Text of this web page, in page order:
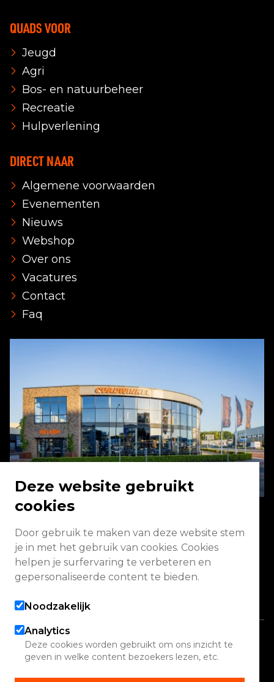
QUADS VOOR
Jeugd
Agri
Bos- en natuurbeheer
Recreatie
Hulpverlening
DIRECT NAAR
Algemene voorwaarden
Evenementen
Nieuws
Webshop
Over ons
Vacatures
Contact
Faq
Energieweg 2 3771 NA Barneveld
Vandaag geopend van 08:00 - 17:00
Copyright 2026 Quadwinkel
Cookie instellingen
Deze website gebruikt
cookies
Door gebruik te maken van deze website stem
je in met het gebruik van cookies. Cookies
helpen je surfervaring te verbeteren en
gepersonaliseerde content te bieden.
Noodzakelijk
Analytics
Deze cookies worden gebruikt om ons inzicht te
geven in welke content bezoekers lezen, etc.